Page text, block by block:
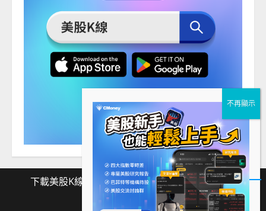
下載美股K線 Facebook Instagram Twitter
Facebook
Instagram
Twitter